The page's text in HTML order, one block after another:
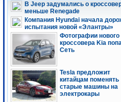
В Jeep задумались о
меньше Renegade
Компания Hyundai начала
испытания новой «Элантры»
Фотографии нового
кроссовера Kia
Сеть
Tesla предложит
китайцам поменять
старые машины на
электрокары